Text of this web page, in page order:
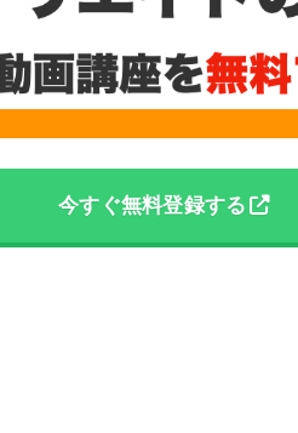
今すぐ無料登録する